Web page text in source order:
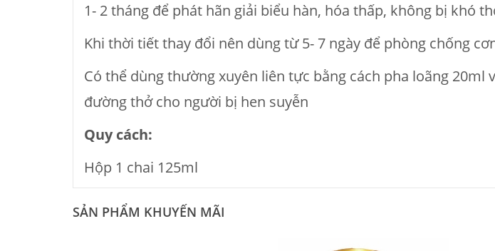
1- 2 tháng để phát hãn giải biểu hàn, hóa thấp, không bị khó
Khi thời tiết thay đổi nên dùng từ 5- 7 ngày để phòng chống
Có thể dùng thường xuyên liên tực bằng cách pha loãng
đường thở cho người bị hen suyễn
Quy cách:
Hộp 1 chai 125ml
SẢN PHẨM KHUYẾN MÃI